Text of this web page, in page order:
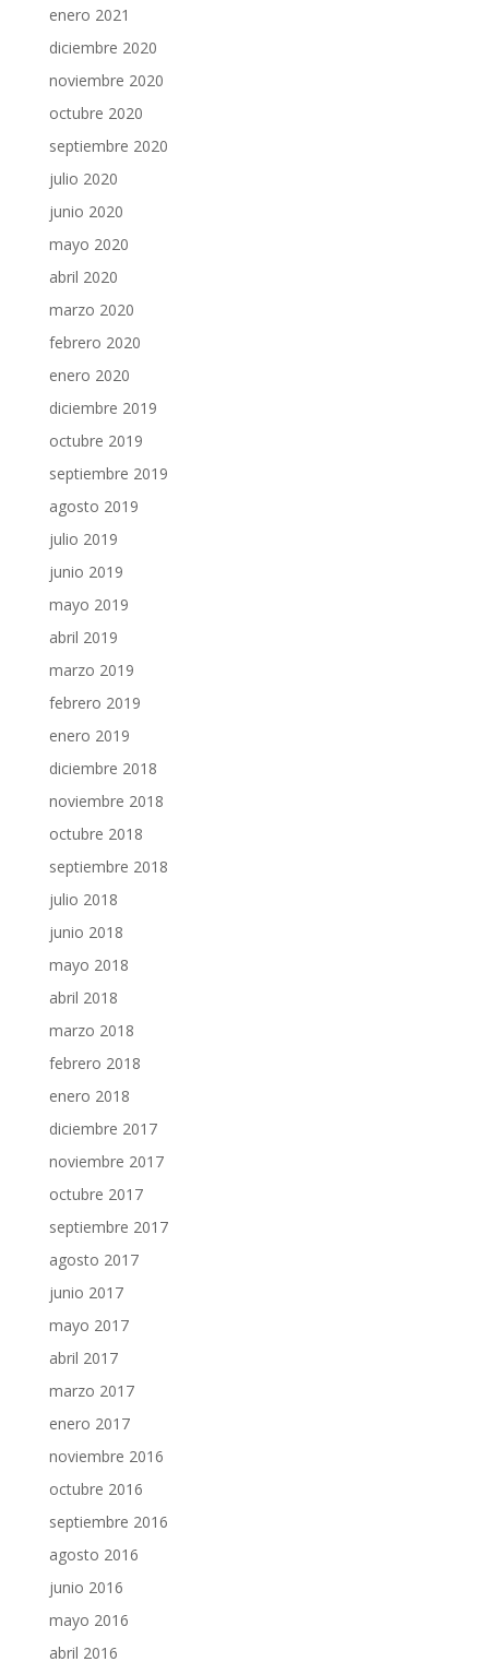
enero 2021
diciembre 2020
noviembre 2020
octubre 2020
septiembre 2020
julio 2020
junio 2020
mayo 2020
abril 2020
marzo 2020
febrero 2020
enero 2020
diciembre 2019
octubre 2019
septiembre 2019
agosto 2019
julio 2019
junio 2019
mayo 2019
abril 2019
marzo 2019
febrero 2019
enero 2019
diciembre 2018
noviembre 2018
octubre 2018
septiembre 2018
julio 2018
junio 2018
mayo 2018
abril 2018
marzo 2018
febrero 2018
enero 2018
diciembre 2017
noviembre 2017
octubre 2017
septiembre 2017
agosto 2017
junio 2017
mayo 2017
abril 2017
marzo 2017
enero 2017
noviembre 2016
octubre 2016
septiembre 2016
agosto 2016
junio 2016
mayo 2016
abril 2016